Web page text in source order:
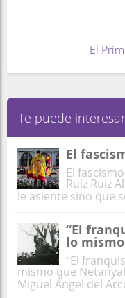
El
Te puede interesar
El
El
Ruiz Ruiz
le asiente sino que
“El
lo
“El
mismo que
Miguel Ángel del